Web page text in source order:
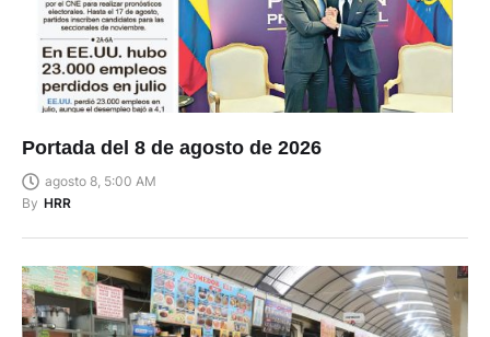
Portada del 8 de agosto de 2026
agosto 8, 5:00 AM
By HRR